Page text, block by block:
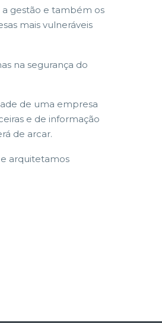
a gestão e também os
mais vulneráveis
na segurança do
de uma empresa
e de informação
de arcar.
e arquitetamos